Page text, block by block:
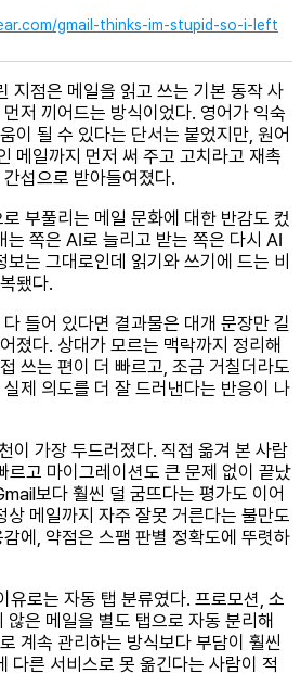
gmail-thinks-im-stupid-so-i-left
지점은 메일을 읽고 쓰는 기본 동작 사
저 끼어드는 방식이었다. 영어가 익숙
이 될 수 있다는 단서는 붙었지만, 원어
메일까지 먼저 써 주고 고치라고 재촉
섭으로 받아들여졌다.
부풀리는 메일 문화에 대한 반감도 컸
는 쪽은 AI로 늘리고 받는 쪽은 다시 AI
는 그대로인데 읽기와 쓰기에 드는 비
됐다.
들어 있다면 결과물은 대개 문장만 길
졌다. 상대가 모르는 맥락까지 정리해
쓰는 편이 더 빠르고, 조금 거칠더라도
제 의도를 더 잘 드러낸다는 반응이 나
이 가장 두드러졌다. 직접 옮겨 본 사람
르고 마이그레이션도 큰 문제 없이 끝났
보다 훨씬 덜 굼뜨다는 평가도 이어
상 메일까지 자주 잘못 거른다는 불만도
에, 약점은 스팸 판별 정확도에 뚜렷하
유로는 자동 탭 분류였다. 프로모션, 소
은 메일을 별도 탭으로 자동 분리해
계속 관리하는 방식보다 부담이 훨씬
다른 서비스로 못 옮긴다는 사람이 적